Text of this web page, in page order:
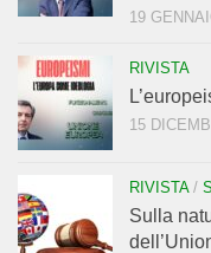
19
RIVISTA
15
RIVISTA/
Sulla